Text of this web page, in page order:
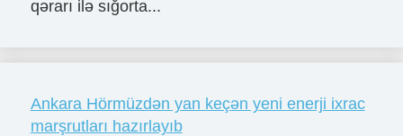
qərarı ilə sığorta...
Ankara Hörmüzdən yan keçən yeni enerji ixrac
marşrutları hazırlayıb